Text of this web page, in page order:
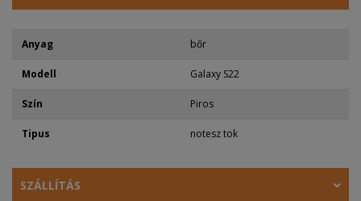
Anyag bőr
Modell Galaxy S22
Szín Piros
Tipus notesz tok
SZÁLLÍTÁS